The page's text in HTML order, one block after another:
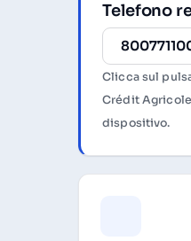
Telefono
Clicca sul
Crédit
dispositivo.